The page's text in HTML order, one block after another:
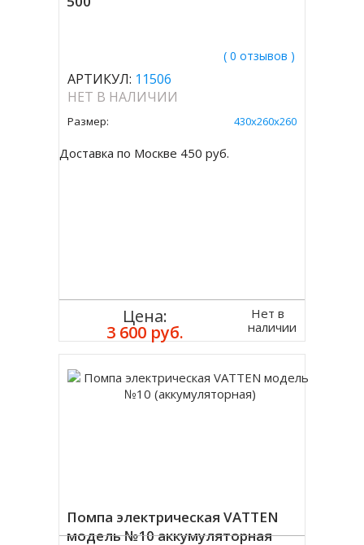
( 0 отзывов )
АРТИКУЛ: 11506
НЕТ В НАЛИЧИИ
Размер: 430x260x260
Доставка по Москве 450 руб.
Цена:
3 600 руб.
Нет в
наличии
Помпа электрическая VATTEN
модель №10 аккумуляторная